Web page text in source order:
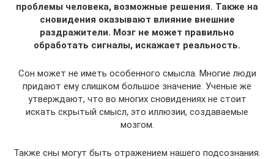
проблемы человека, возможные решения. Также на
сновидения оказывают влияние внешние
раздражители. Мозг не может правильно
обработать сигналы, искажает реальность.
Сон может не иметь особенного смысла. Многие люди
придают ему слишком большое значение. Ученые же
утверждают, что во многих сновидениях не стоит
искать скрытый смысл, это иллюзии, создаваемые
мозгом.
Также сны могут быть отражением нашего подсознания.